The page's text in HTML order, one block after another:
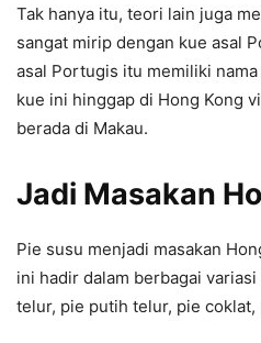
Tak hanya itu, teori lain juga
sangat mirip dengan kue asal
asal Portugis itu memiliki
kue ini hinggap di Hong Kong
berada di Makau.
Jadi Masakan
Pie susu menjadi masakan
ini hadir dalam berbagai
telur, pie putih telur, pie